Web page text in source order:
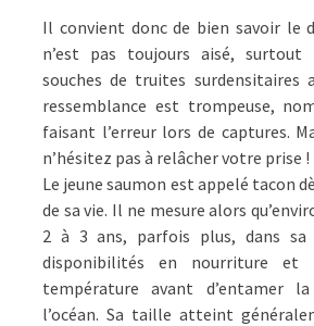
Il convient donc de bien savoir le
n’est pas toujours aisé, surtout
souches de truites surdensitaires
ressemblance est trompeuse,
faisant l’erreur lors de captures.
n’hésitez pas à relâcher votre prise !
Le jeune saumon est appelé tacon
de sa vie. Il ne mesure alors
2 à 3 ans, parfois plus, dans sa
disponibilités en nourriture
température avant d’entamer
l’océan. Sa taille atteint